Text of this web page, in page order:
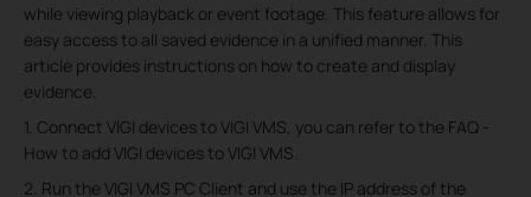
while viewing playback or event footage. This feature allows for
easy access to all saved evidence in a unified manner. This
article provides instructions on how to create and display
evidence.
1. Connect VIGI devices to VIGI VMS, you can refer to the FAQ -
How to add VIGI devices to VIGI VMS.
2. Run the VIGI VMS PC Client and use the IP address of the